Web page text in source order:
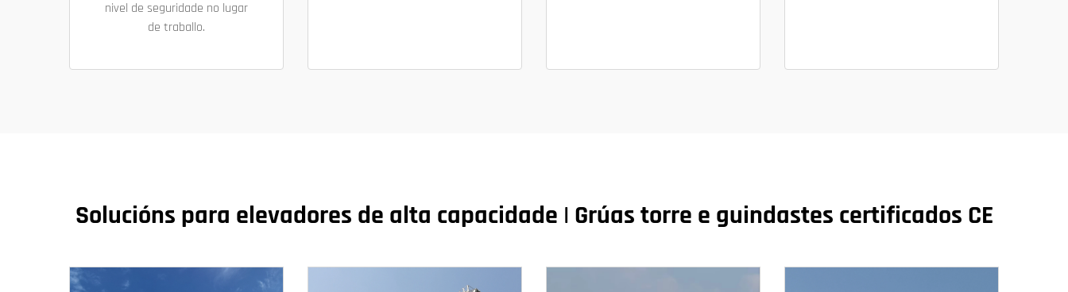
nivel de seguridade no lugar
de traballo.
Solucións para elevadores de alta capacidade | Grúas torre e guindastes certificados CE